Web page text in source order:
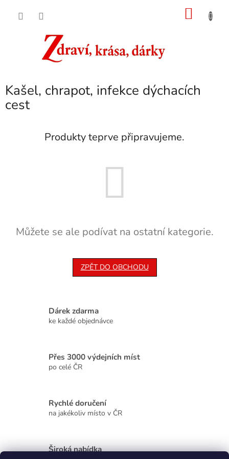
Kašel, chrapot, infekce dýchacích
cest
Produkty teprve připravujeme.
Můžete se ale podívat na ostatní kategorie.
ZPĚT DO OBCHODU
Dárek zdarma
ke každé objednávce
Přes 3000 výdejních míst
po celé ČR
Rychlé doručení
na jakékoliv místo v ČR
Široká nabídka